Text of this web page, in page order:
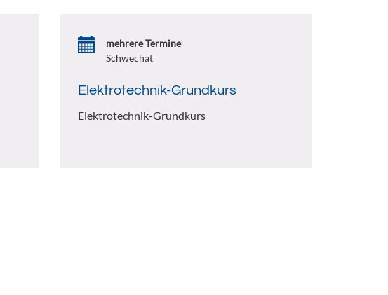
mehrere Termine
Schwechat
Elektrotechnik-Grundkurs
Elektrotechnik-Grundkurs